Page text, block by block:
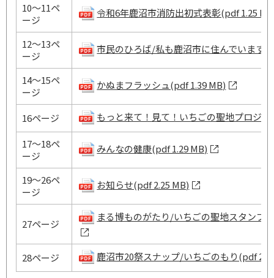
10～11ペ
ージ
令和6年鹿沼市消防出初式表彰(pdf 1.25
12～13ペ
ージ
市民のひろば/私も鹿沼市に住んでいます
14～15ペ
ージ
かぬまフラッシュ(pdf 1.39 MB)
16ページ もっと来て！見て！いちごの聖地プロジ
17～18ペ
ージ
みんなの健康(pdf 1.29 MB)
19～26ペ
ージ
お知らせ(pdf 2.25 MB)
27ページ
まる博ものがたり/いちごの聖地スタンプ
28ページ 鹿沼市20祭スナップ/いちごのもり(pdf